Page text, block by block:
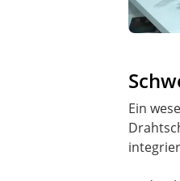
Ein